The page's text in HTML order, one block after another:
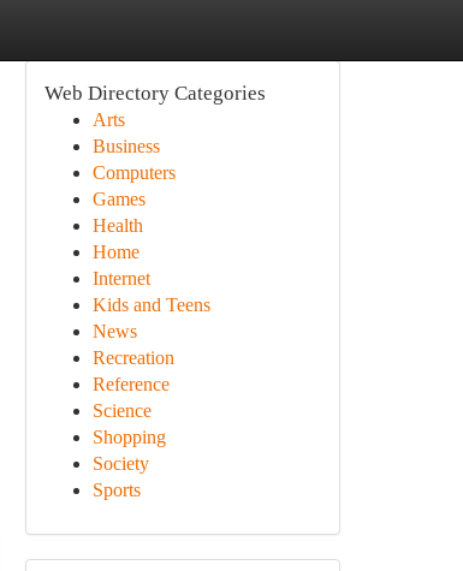
Web Directory Categories
Arts
Business
Computers
Games
Health
Home
Internet
Kids and Teens
News
Recreation
Reference
Science
Shopping
Society
Sports